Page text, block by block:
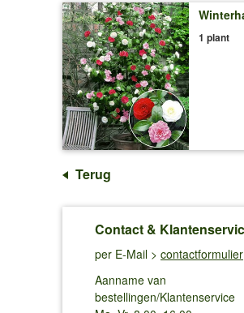
1 plant
Terug
Contact &
per E-Mail > contactformulier
Aanname van
bestellingen/Klantenservice